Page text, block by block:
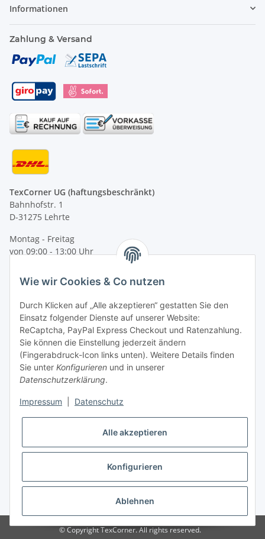
Informationen
Zahlung & Versand
TexCorner UG (haftungsbeschränkt)
Bahnhofstr. 1
D-31275 Lehrte
Montag - Freitag
von 09:00 - 13:00 Uhr
Tel: +49 (0) 5132 8230689
E-Mail:mail@texcorner.de
Vertrag widerrufen
* Alle Preise inkl. gesetzlicher USt., zzgl.Versand
© Copyright TexCorner. All rights reserved.
Wie wir Cookies & Co nutzen
Durch Klicken auf „Alle akzeptieren“ gestatten Sie den
Einsatz folgender Dienste auf unserer Website:
ReCaptcha, PayPal Express Checkout und Ratenzahlung.
Sie können die Einstellung jederzeit ändern
(Fingerabdruck-Icon links unten). Weitere Details finden
Sie unter Konfigurieren und in unserer
Datenschutzerklärung.
Impressum Datenschutz
Alle akzeptieren
Konfigurieren
Ablehnen